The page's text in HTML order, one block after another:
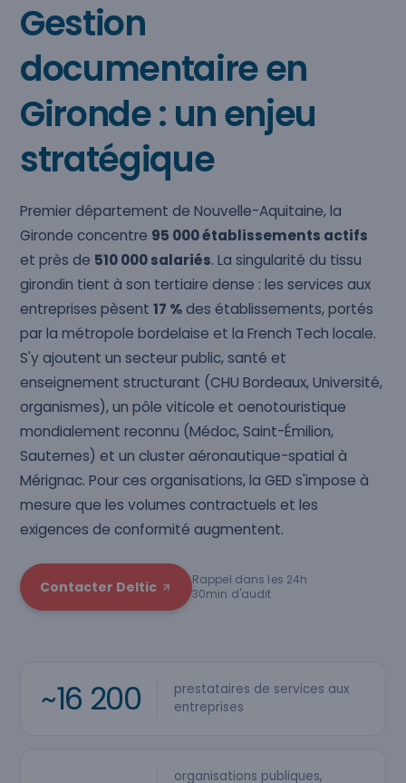
Gestion
documentaire en
Gironde : un enjeu
stratégique
Premier département de Nouvelle-Aquitaine, la
Gironde concentre 95 000 établissements actifs
et près de 510 000 salariés. La singularité du tissu
girondin tient à son tertiaire dense : les services aux
entreprises pèsent 17 %des établissements, portés
par la métropole bordelaise et la French Tech locale.
S'y ajoutent un secteur public, santé et
enseignement structurant (CHU Bordeaux, Université,
organismes), un pôle viticole et oenotouristique
mondialement reconnu (Médoc, Saint-Émilion,
Sauternes) et un cluster aéronautique-spatial à
Mérignac. Pour ces organisations, la GED s'impose à
mesure que les volumes contractuels et les
exigences de conformité augmentent.
Contacter Deltic
Rappel dans les 24h
30min d'audit
~16 200
prestataires de services aux
entreprises
organisations publiques,